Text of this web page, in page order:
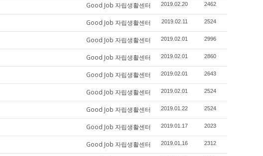
Good Job 자립생활센터 2019.02.20 2462
Good Job 자립생활센터 2019.02.11 2524
Good Job 자립생활센터 2019.02.01 2996
Good Job 자립생활센터 2019.02.01 2860
Good Job 자립생활센터 2019.02.01 2643
Good Job 자립생활센터 2019.02.01 2524
Good Job 자립생활센터 2019.01.22 2524
Good Job 자립생활센터 2019.01.17 2023
Good Job 자립생활센터 2019.01.16 2312